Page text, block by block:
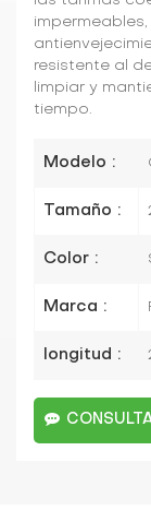
resistente al
limpiar y
tiempo.
Modelo :
Tamaño :
Color :
Marca :
longitud :